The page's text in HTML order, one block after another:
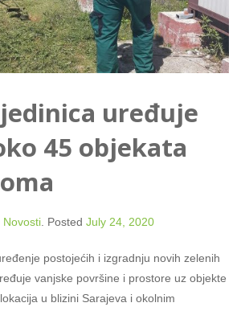
uređuje
45 objekata
Novosti. Posted July 24, 2020
postojećih i izgradnju novih zelenih
vanjske površine i prostore uz objekte
u blizini Sarajeva i okolnim